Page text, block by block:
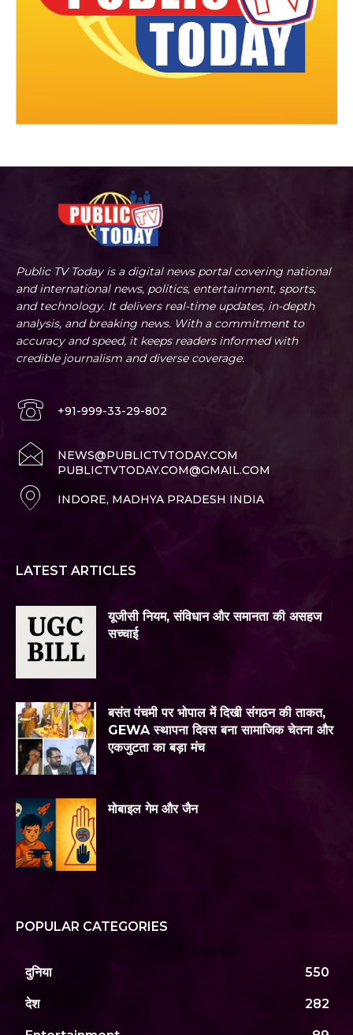
Public TV Today is a digital news portal covering national
and international news, politics, entertainment, sports,
and technology. It delivers real-time updates, in-depth
analysis, and breaking news. With a commitment to
accuracy and speed, it keeps readers informed with
credible journalism and diverse coverage.
+91-999-33-29-802
NEWS@PUBLICTVTODAY.COM
PUBLICTVTODAY.COM@GMAIL.COM
INDORE, MADHYA PRADESH INDIA
LATEST ARTICLES
यूजीसी नियम, संविधान और समानता की असहज
सच्चाई
बसंत पंचमी पर भोपाल में दिखी संगठन की ताकत,
GEWA स्थापना दिवस बना सामाजिक चेतना और
एकजुटता का बड़ा मंच
मोबाइल गेम और जैन
POPULAR CATEGORIES
दुनिया 550
देश 282